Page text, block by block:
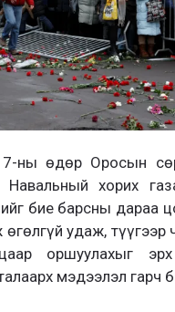
ны өдөр Оросын
Навальный хорих
бие барсны дараа
өгөлгүй удаж, түүгээр
оршуулахыг
мэдээлэл гарч